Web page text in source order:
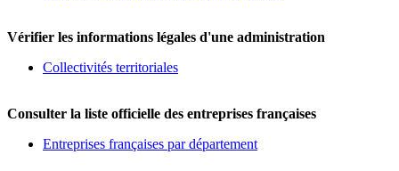
Vérifier les informations légales d'une administration
Collectivités territoriales
Consulter la liste officielle des entreprises françaises
Entreprises françaises par département